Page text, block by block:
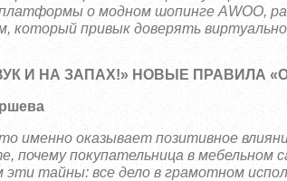
платформы о модном шопингеAWOO,
который привык доверять
И НА ЗАПАХ!» НОВЫЕ ПРАВИЛА
именно оказывает позитивное
почему покупательница в мебельном
тайны: все дело в грамотном